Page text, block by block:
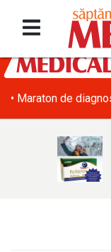
zi • SRATI